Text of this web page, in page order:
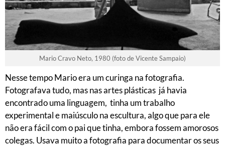
Mario Cravo Neto, 1980 (foto de Vicente Sampaio)
Nesse tempo Mario era um curinga na fotografia.
Fotografava tudo, mas nas artes plásticas já havia
encontrado uma linguagem, tinha um trabalho
experimental e maiúsculo na escultura, algo que para ele
não era fácil com o pai que tinha, embora fossem amorosos
colegas. Usava muito a fotografia para documentar os seus